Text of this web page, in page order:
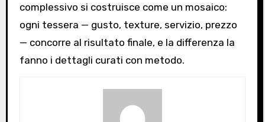
complessivo si costruisce come un mosaico:
ogni tessera — gusto, texture, servizio, prezzo
— concorre al risultato finale, e la differenza la
fanno i dettagli curati con metodo.